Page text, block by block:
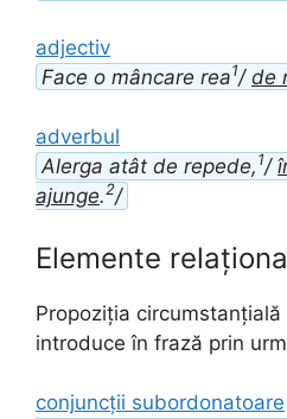
adjectiv
Face o mâncare rea1/ de
adverbul
Alerga atât de repede, 1/
ajunge.2/
Elemente
Propoziția
introduce în frază prin
conjuncții subordonatoare